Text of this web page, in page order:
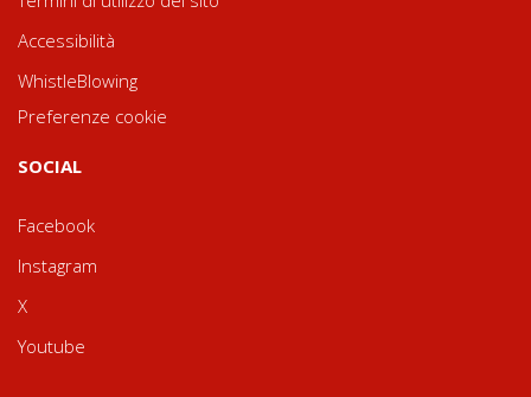
Accessibilità
WhistleBlowing
Preferenze cookie
SOCIAL
Facebook
Instagram
X
Youtube